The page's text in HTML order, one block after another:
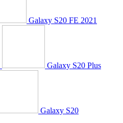
Galaxy S20 FE 2021
Galaxy S20 Plus
Galaxy S20